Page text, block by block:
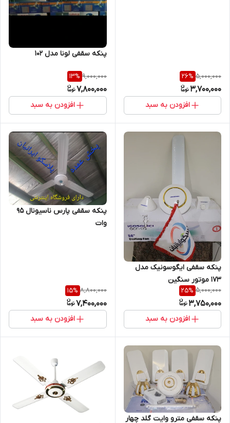
5,000,000
26%
3,700,000
افزودن به سبد
پنکه سقفی لونا مدل ۱۰۲
9,000,000
13%
7,800,000
افزودن به سبد
پنکه سقفی ایگوسونیک مدل
۱۷۳ موتور سنگین
5,000,000
25%
3,750,000
افزودن به سبد
پنکه سقفی پارس ناسیونال ۹۵
وات
8,800,000
15%
7,400,000
افزودن به سبد
پنکه سقفی مترو وایت گلد چهار